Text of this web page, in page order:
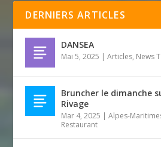
DERNIERS ARTICLES
DANSEA
Mai 5, 2025 |Articles, News
Bruncher le dimanche
Rivage
Mar 4, 2025 |Alpes-
Restaurant